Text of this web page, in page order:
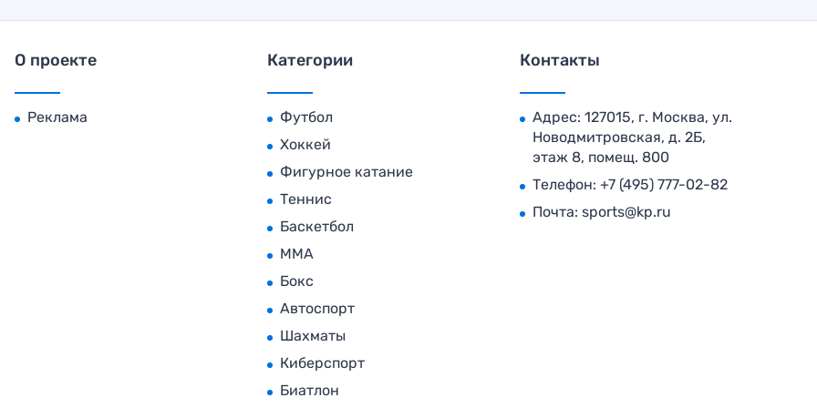
О проекте
Реклама
Категории
Футбол
Хоккей
Фигурное катание
Теннис
Баскетбол
MMA
Бокс
Автоспорт
Шахматы
Киберспорт
Биатлон
Контакты
Адрес: 127015, г. Москва, ул.
Новодмитровская, д. 2Б,
этаж 8, помещ. 800
Телефон: +7 (495) 777-02-82
Почта: sports@kp.ru